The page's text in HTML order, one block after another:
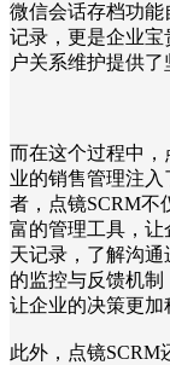
微信会话存档功
记录，更是企业
户关系维护提供了
而在这个过程中，
业的销售管理注
者，点镜SCRM不
富的管理工具，
天记录，了解沟
的监控与反馈机制
让企业的决策更加
此外，点镜SCRM